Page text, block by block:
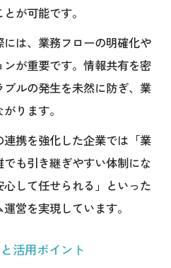
が可能です。
は、業務フローの明確化や
が重要です。情報共有を密
ルの発生を未然に防ぎ、業
ります。
携を強化した企業では「業
も引き継ぎやすい体制にな
して任せられる」といった
営を実現しています。
活用ポイント